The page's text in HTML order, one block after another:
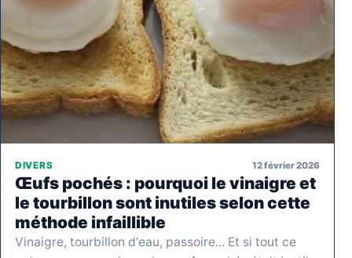
DIVERS 12 février 2026
Œufs pochés : pourquoi le vinaigre et
le tourbillon sont inutiles selon cette
méthode infaillible
Vinaigre, tourbillon d'eau, passoire... Et si tout ce